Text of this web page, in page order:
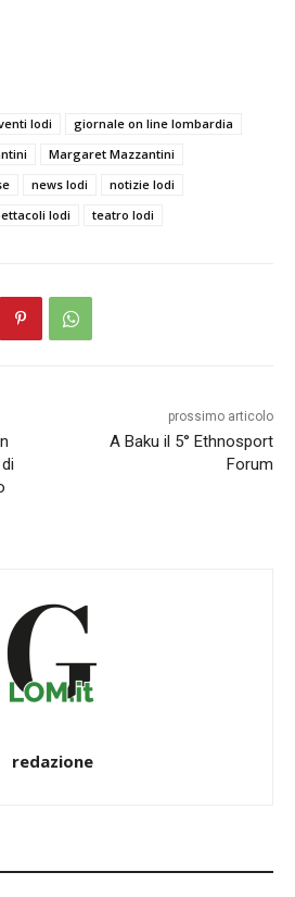
lodi
giornale on line lombardia
Margaret Mazzantini
news lodi
notizie lodi
lodi teatro lodi
prossimo articolo
A Baku il 5° Ethnosport
Forum
redazione